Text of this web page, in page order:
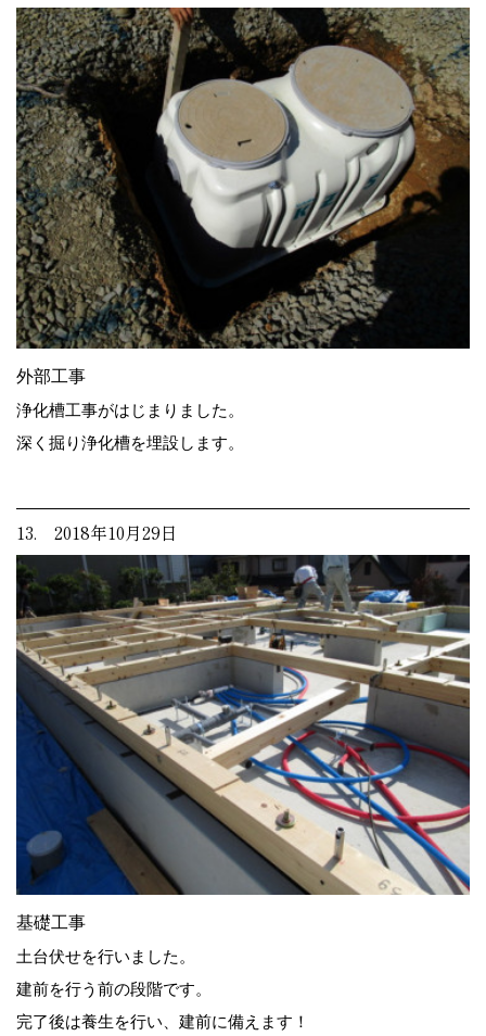
外部工事
浄化槽工事がはじまりました。
深く掘り浄化槽を埋設します。
13. 2018年10月29日
基礎工事
土台伏せを行いました。
建前を行う前の段階です。
完了後は養生を行い、建前に備えます！